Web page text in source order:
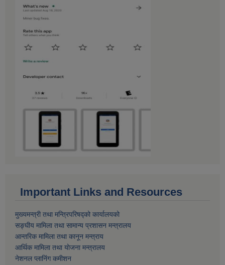
Important Links and Resources
मुख्यमन्त्री तथा मन्त्रिपरिषद्को कार्यालयको
सङ्घीय मामिला तथा सामान्य प्रशासन मन्त्रालय
आन्तरिक मामिला तथा कानून मन्त्राय
आर्थिक मामिला तथा याेजना मन्त्रालय
नेशनल प्लानिंग कमीशन